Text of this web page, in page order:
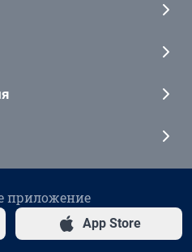
приложение
App Store